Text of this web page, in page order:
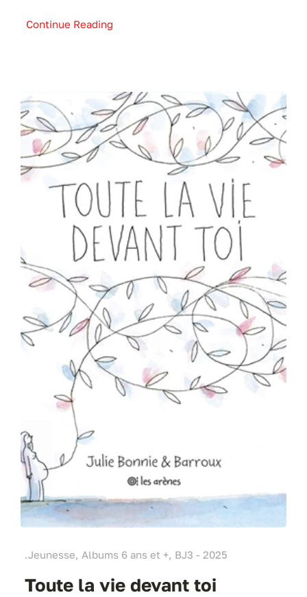
Continue Reading
.Jeunesse, Albums 6 ans et +, BJ3 - 2025
Toute la vie devant toi